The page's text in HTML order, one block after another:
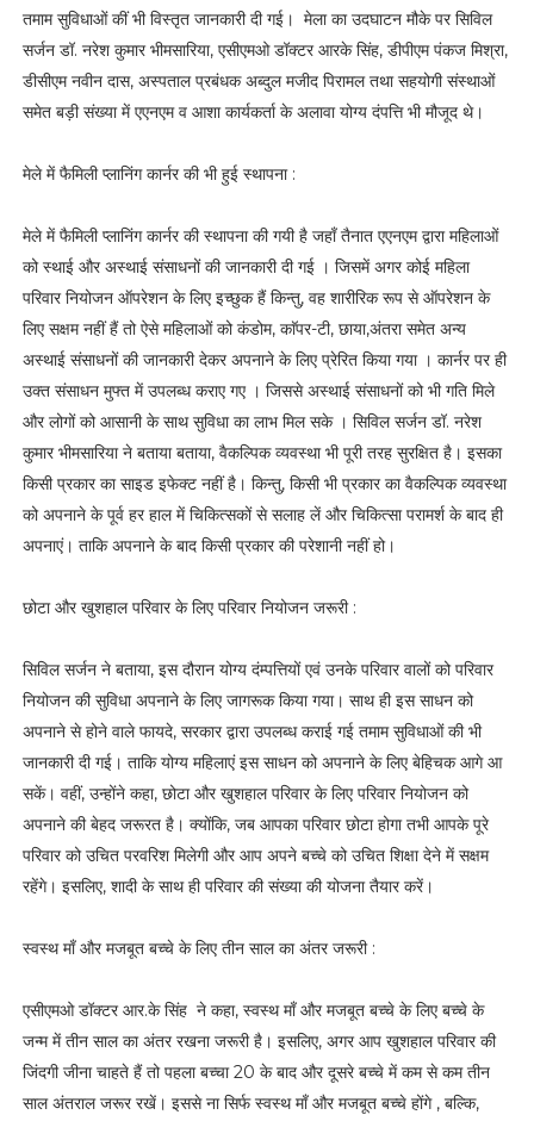
तमाम सुविधाओं कीं भी विस्तृत जानकारी दी गई। मेला का उदघाटन मौके पर सिविल
सर्जन डॉ. नरेश कुमार भीमसारिया, एसीएमओ डॉक्टर आरके सिंह, डीपीएम पंकज मिश्रा,
डीसीएम नवीन दास, अस्पताल प्रबंधक अब्दुल मजीद पिरामल तथा सहयोगी संस्थाओं
समेत बड़ी संख्या में एएनएम व आशा कार्यकर्ता के अलावा योग्य दंपत्ति भी मौजूद थे।
मेले में फैमिली प्लानिंग कार्नर की भी हुई स्थापना :
मेले में फैमिली प्लानिंग कार्नर की स्थापना की गयी है जहाँ तैनात एएनएम द्वारा महिलाओं
को स्थाई और अस्थाई संसाधनों की जानकारी दी गई । जिसमें अगर कोई महिला
परिवार नियोजन ऑपरेशन के लिए इच्छुक हैं किन्तु, वह शारीरिक रूप से ऑपरेशन के
लिए सक्षम नहीं हैं तो ऐसे महिलाओं को कंडोम, काॅपर-टी, छाया,अंतरा समेत अन्य
अस्थाई संसाधनों की जानकारी देकर अपनाने के लिए प्रेरित किया गया । कार्नर पर ही
उक्त संसाधन मुफ्त में उपलब्ध कराए गए । जिससे अस्थाई संसाधनों को भी गति मिले
और लोगों को आसानी के साथ सुविधा का लाभ मिल सके । सिविल सर्जन डॉ. नरेश
कुमार भीमसारिया ने बताया बताया, वैकल्पिक व्यवस्था भी पूरी तरह सुरक्षित है। इसका
किसी प्रकार का साइड इफेक्ट नहीं है। किन्तु, किसी भी प्रकार का वैकल्पिक व्यवस्था
को अपनाने के पूर्व हर हाल में चिकित्सकों से सलाह लें और चिकित्सा परामर्श के बाद ही
अपनाएं। ताकि अपनाने के बाद किसी प्रकार की परेशानी नहीं हो।
छोटा और खुशहाल परिवार के लिए परिवार नियोजन जरूरी :
सिविल सर्जन ने बताया, इस दौरान योग्य दंम्पत्तियों एवं उनके परिवार वालों को परिवार
नियोजन की सुविधा अपनाने के लिए जागरूक किया गया। साथ ही इस साधन को
अपनाने से होने वाले फायदे, सरकार द्वारा उपलब्ध कराई गई तमाम सुविधाओं की भी
जानकारी दी गई। ताकि योग्य महिलाएं इस साधन को अपनाने के लिए बेहिचक आगे आ
सकें। वहीं, उन्होंने कहा, छोटा और खुशहाल परिवार के लिए परिवार नियोजन को
अपनाने की बेहद जरूरत है। क्योंकि, जब आपका परिवार छोटा होगा तभी आपके पूरे
परिवार को उचित परवरिश मिलेगी और आप अपने बच्चे को उचित शिक्षा देने में सक्षम
रहेंगे। इसलिए, शादी के साथ ही परिवार की संख्या की योजना तैयार करें।
स्वस्थ माँ और मजबूत बच्चे के लिए तीन साल का अंतर जरूरी :
एसीएमओ डॉक्टर आर.के सिंह ने कहा, स्वस्थ माँ और मजबूत बच्चे के लिए बच्चे के
जन्म में तीन साल का अंतर रखना जरूरी है। इसलिए, अगर आप खुशहाल परिवार की
जिंदगी जीना चाहते हैं तो पहला बच्चा 20 के बाद और दूसरे बच्चे में कम से कम तीन
साल अंतराल जरूर रखें। इससे ना सिर्फ स्वस्थ माँ और मजबूत बच्चे होंगे , बल्कि,